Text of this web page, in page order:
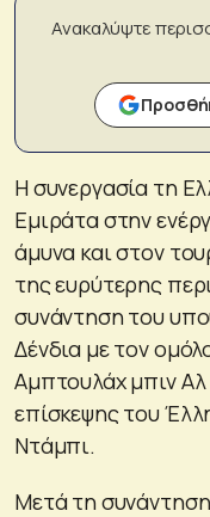
Ανακαλύψτε
Η συνεργασία τη
Εμιράτα στην
άμυνα και στον
της ευρύτερης
συνάντηση του
Δένδια με τον
Αμπτουλάχ μπιν Αλ
επίσκεψης του
Ντάμπι.
Μετά τη